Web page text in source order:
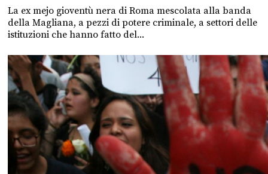
La ex mejo gioventù nera di Roma mescolata alla banda
della Magliana, a pezzi di potere criminale, a settori delle
istituzioni che hanno fatto del...